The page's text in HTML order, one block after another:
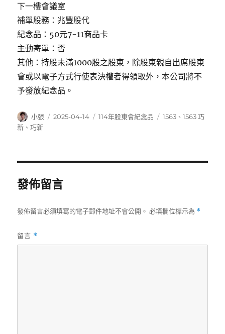
下一樓會議室
補單股務：兆豐股代
紀念品：50元7-11商品卡
主動寄單：否
其他：持股未滿1000股之股東，除股東親自出席股東
會或以電子方式行使表決權者得領取外，本公司將不
予發放紀念品。
作
者
小張
發
2025-04-14
分
114年股東會紀念品
標
1563 、1563 巧
新 、巧新
發佈留言
發佈留言必須填寫的電子郵件地址不會公開。 必填欄位標示為 *
留言 *